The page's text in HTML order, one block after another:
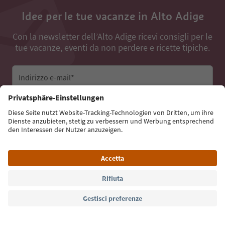
Idee per le tue vacanze in Alto Adige
Con la newsletter dell’Alto Adige ricevi consigli per le
tue vacanze, eventi da non perdere e ricette tipiche.
Indirizzo e-mail*
Iscriviti alla newsletter